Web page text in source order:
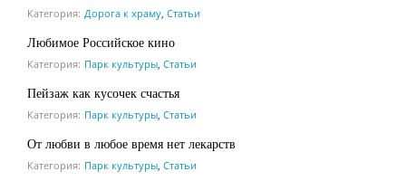
Категория: Дорога к храму Статьи
Любимое Российское кино
Категория: Парк культуры Статьи
Пейзаж как кусочек счастья
Категория: Парк культуры Статьи
От любви в любое время нет лекарств
Категория: Парк культуры Статьи